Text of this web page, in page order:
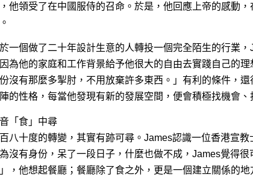
他領受了在中國服侍的召命。於是，他回應上帝的感動
一個做了二十年設計生意的人轉投一個完全陌生的行業
為他的家庭和工作背景給予他很大的自由去實踐自己的
沒有那麼多掣肘，不用放棄許多東西。」有利的條件，
的性格，每當他發現有新的發展空間，便會積極找機會
「食」中尋
八十度的轉變，其實有跡可尋。James認識一位香港宣教
沒有身份，呆了一段日子，什麼也做不成，James覺得
，他想起餐廳；餐廳除了食之外，更是一個建立關係的